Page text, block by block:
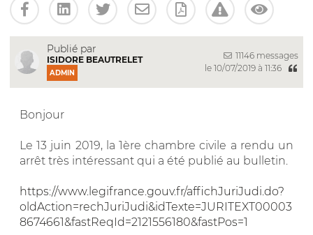
Publié par
ISIDORE BEAUTRELET
ADMIN
11146 messages
le 10/07/2019 à 11:36
Bonjour
Le 13 juin 2019, la 1ère chambre civile a rendu un
arrêt très intéressant qui a été publié au bulletin.
https://www.legifrance.gouv.fr/affichJuriJudi.do?
oldAction=rechJuriJudi&idTexte=JURITEXT00003
8674661&fastReqId=2121556180&fastPos=1